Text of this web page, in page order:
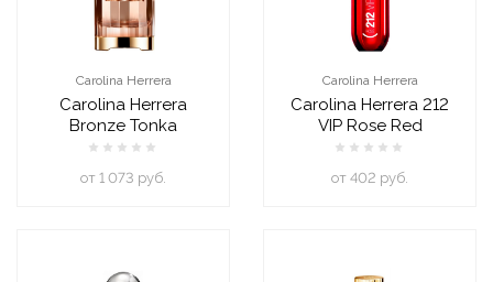
Carolina Herrera
Carolina Herrera
Bronze Tonka
oт 1 073 руб.
Carolina Herrera
Carolina Herrera 212
VIP Rose Red
oт 402 руб.